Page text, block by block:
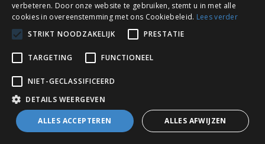
verbeteren. Door onze website te gebruiken, stemt u in met alle
cookies in overeenstemming met ons Cookiebeleid. Lees verder
STRIKT NOODZAKELIJK
PRESTATIE
TARGETING FUNCTIONEEL
NIET-GECLASSIFICEERD
DETAILS WEERGEVEN
ALLES ACCEPTEREN ALLES AFWIJZEN